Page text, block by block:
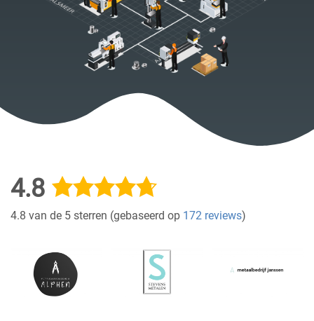
4.8
4.8 van de 5 sterren (gebaseerd op 172 reviews)